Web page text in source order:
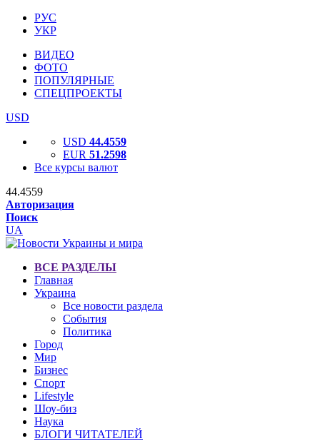
РУС
УКР
ВИДЕО
ФОТО
ПОПУЛЯРНЫЕ
СПЕЦПРОЕКТЫ
USD
USD 44.4559
EUR 51.2598
Все курсы валют
44.4559
Авторизация
Поиск
UA
ВСЕ РАЗДЕЛЫ
Главная
Украина
Все новости раздела
События
Политика
Город
Мир
Бизнес
Спорт
Lifestyle
Шоу-биз
Наука
БЛОГИ ЧИТАТЕЛЕЙ